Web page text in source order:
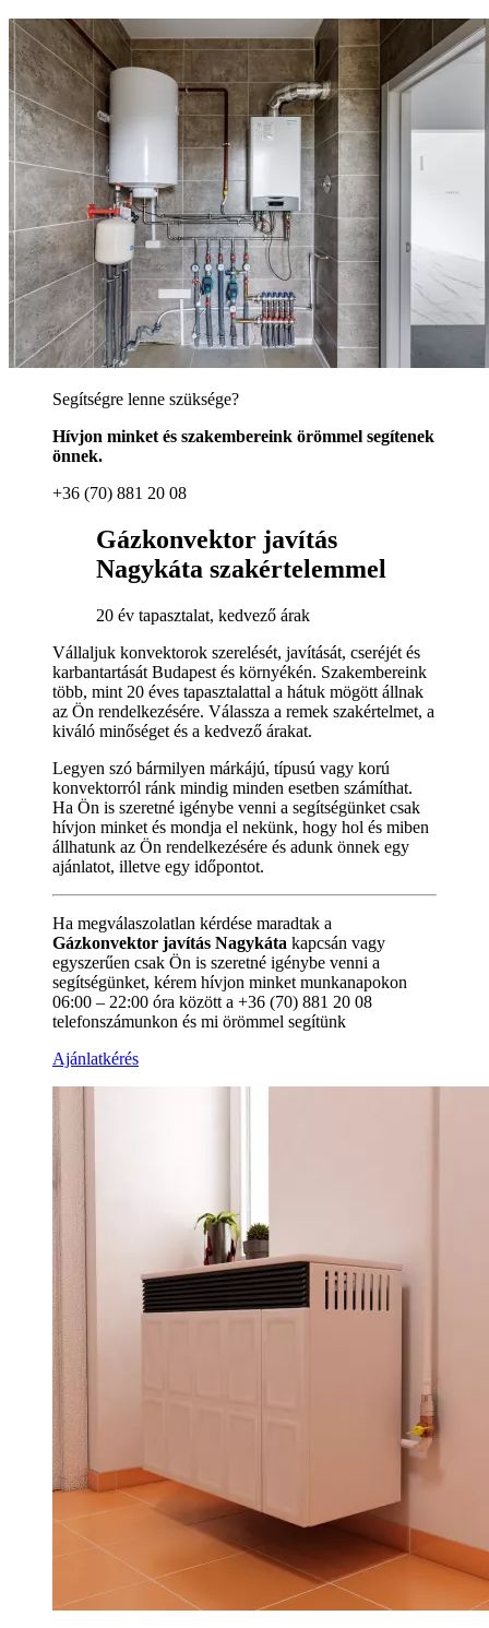
Segítségre lenne szüksége?
Hívjon minket és szakembereink örömmel segítenek
önnek.
+36 (70) 881 20 08
Gázkonvektor javítás
Nagykáta szakértelemmel
20 év tapasztalat, kedvező árak
Vállaljuk konvektorok szerelését, javítását, cseréjét és
karbantartását Budapest és környékén. Szakembereink
több, mint 20 éves tapasztalattal a hátuk mögött állnak
az Ön rendelkezésére. Válassza a remek szakértelmet, a
kiváló minőséget és a kedvező árakat.
Legyen szó bármilyen márkájú, típusú vagy korú
konvektorról ránk mindig minden esetben számíthat.
Ha Ön is szeretné igénybe venni a segítségünket csak
hívjon minket és mondja el nekünk, hogy hol és miben
állhatunk az Ön rendelkezésére és adunk önnek egy
ajánlatot, illetve egy időpontot.
Ha megválaszolatlan kérdése maradtak a
Gázkonvektor javítás Nagykáta kapcsán vagy
egyszerűen csak Ön is szeretné igénybe venni a
segítségünket, kérem hívjon minket munkanapokon
06:00 – 22:00 óra között a +36 (70) 881 20 08
telefonszámunkon és mi örömmel segítünk
Ajánlatkérés